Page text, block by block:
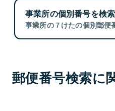
事業所の個別番号を検
事業所の７けたの個別郵便
郵便番号検索に